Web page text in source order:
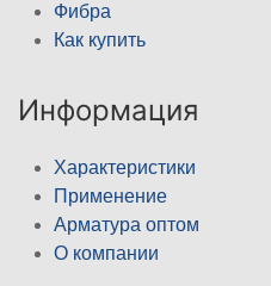
Фибра
Как купить
Информация
Характеристики
Применение
Арматура оптом
О компании